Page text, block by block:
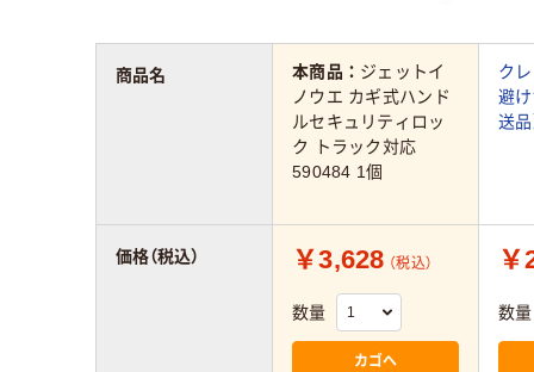
本商品： ジェットイ
ノウエ カギ式ハンド
ルセキュリティロッ
ク トラック対応
590484 1個
ク
避
送品
￥3,628 （税込）
数量
カゴへ
￥
数量
商品名
価格（税込）